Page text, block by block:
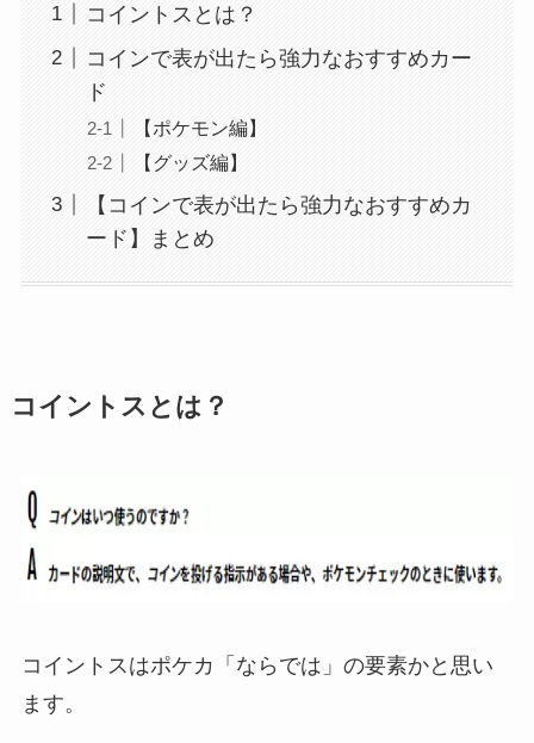
コイントスとは？
コインで表が出たら強力なおすすめカー
ド
【ポケモン編】
【グッズ編】
【コインで表が出たら強力なおすすめカ
ード】まとめ
コイントスとは？
コイントスはポケカ「ならでは」の要素かと思い
ます。